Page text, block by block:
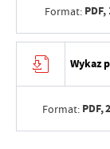
Format: PDF,
Wykaz
Format: PDF,